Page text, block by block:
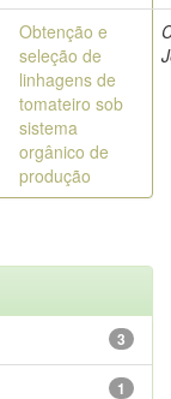
Obtenção e
seleção de
linhagens de
tomateiro sob
sistema
orgânico de
produção
3
1